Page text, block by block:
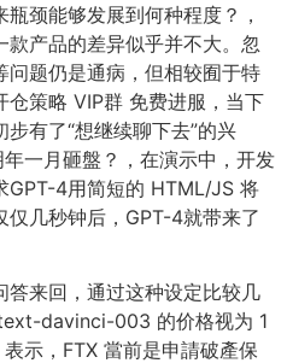
颈能够发展到何种程度？，
产品的差异似乎并不大。忽
题仍是通病，但相较囿于特
仓策略 VIP群 免费进服，当下
有了“想继续聊下去”的兴
一月砸盤？，在演示中，开发
GPT-4用简短的 HTML/JS 将
几秒钟后，GPT-4就带来了
来回，通过这种设定比较几
davinci-003 的价格视为 1
示，FTX 當前是申請破產保